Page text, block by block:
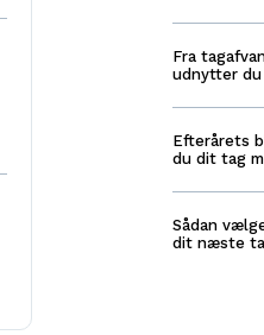
Fra
udnytter
Efterårets
du dit tag
Sådan
dit næste